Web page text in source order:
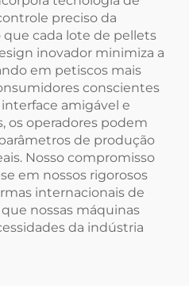
preciso da
cada lote de pellets
inovador minimiza a
em petiscos mais
conscientes
amigável e
os operadores podem
de produção
Nosso compromisso
em nossos rigorosos
internacionais de
nossas máquinas
da indústria